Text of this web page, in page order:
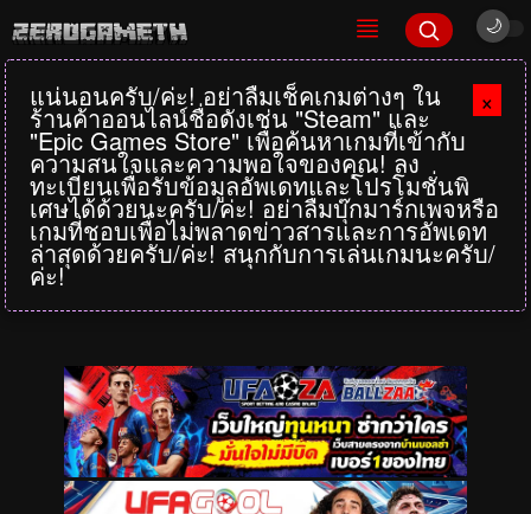
×
แน่นอนครับ/ค่ะ! อย่าลืมเช็คเกมต่างๆ ใน
ร้านค้าออนไลน์ชื่อดังเช่น "Steam" และ
"Epic Games Store" เพื่อค้นหาเกมที่เข้ากับ
ความสนใจและความพอใจของคุณ! ลง
ทะเบียนเพื่อรับข้อมูลอัพเดทและโปรโมชั่นพิ
เศษได้ด้วยนะครับ/ค่ะ! อย่าลืมบุ๊กมาร์กเพจหรือ
เกมที่ชอบเพื่อไม่พลาดข่าวสารและการอัพเดท
ล่าสุดด้วยครับ/ค่ะ! สนุกกับการเล่นเกมนะครับ/
ค่ะ!